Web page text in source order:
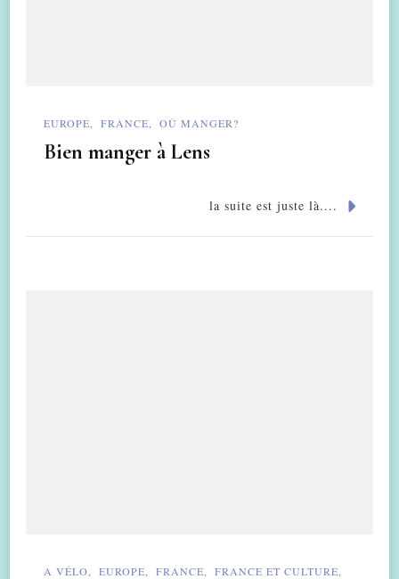
EUROPE FRANCE OÙ MANGER?
Bien manger à Lens
la suite est juste là....
A VÉLO EUROPE FRANCE FRANCE ET CULTURE